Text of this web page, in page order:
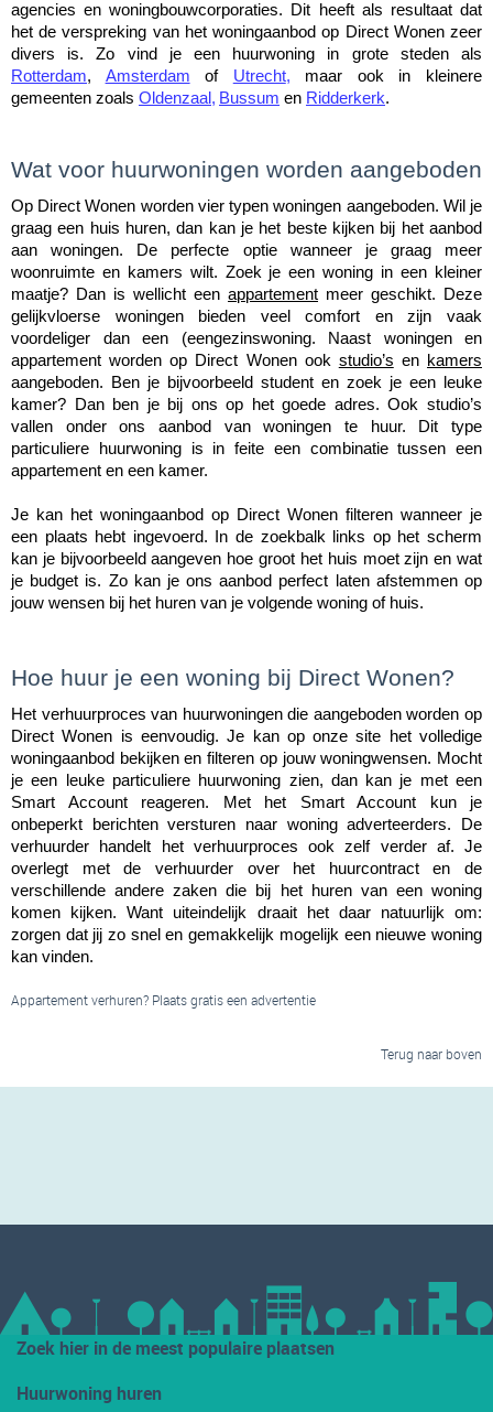
agencies en woningbouwcorporaties. Dit heeft als resultaat dat
het de verspreking van het woningaanbod op Direct Wonen zeer
Rotterdam, Amsterdam of Utrecht, maar ook in kleinere
gemeenten zoals Oldenzaal , Bussum en Ridderkerk.
Wat voor huurwoningen worden aangeboden
Op Direct Wonen worden vier typen woningen aangeboden. Wil je
graag een huis huren, dan kan je het beste kijken bij het aanbod
aan woningen. De perfecte optie wanneer je graag meer
woonruimte en kamers wilt. Zoek je een woning in een kleiner
maatje? Dan is wellicht een appartement meer geschikt. Deze
gelijkvloerse woningen bieden veel comfort en zijn vaak
voordeliger dan een (eengezinswoning. Naast woningen en
appartement worden op Direct Wonen ook studio’s en kamers
aangeboden. Ben je bijvoorbeeld student en zoek je een leuke
kamer? Dan ben je bij ons op het goede adres. Ook studio’s
vallen onder ons aanbod van woningen te huur. Dit type
particuliere huurwoning is in feite een combinatie tussen een
appartement en een kamer.
Je kan het woningaanbod op Direct Wonen filteren wanneer je
een plaats hebt ingevoerd. In de zoekbalk links op het scherm
kan je bijvoorbeeld aangeven hoe groot het huis moet zijn en wat
je budget is. Zo kan je ons aanbod perfect laten afstemmen op
jouw wensen bij het huren van je volgende woning of huis.
Hoe huur je een woning bij Direct Wonen?
Het verhuurproces van huurwoningen die aangeboden worden op
Direct Wonen is eenvoudig. Je kan op onze site het volledige
woningaanbod bekijken en filteren op jouw woningwensen. Mocht
je een leuke particuliere huurwoning zien, dan kan je met een
Smart Account reageren. Met het Smart Account kun je
onbeperkt berichten versturen naar woning adverteerders. De
verhuurder handelt het verhuurproces ook zelf verder af. Je
overlegt met de verhuurder over het huurcontract en de
verschillende andere zaken die bij het huren van een woning
komen kijken. Want uiteindelijk draait het daar natuurlijk om:
zorgen dat jij zo snel en gemakkelijk mogelijk een nieuwe woning
kan vinden.
Appartement verhuren? Plaats gratis een advertentie
Terug naar boven
Zoek hier in de meest populaire plaatsen
Huurwoning huren